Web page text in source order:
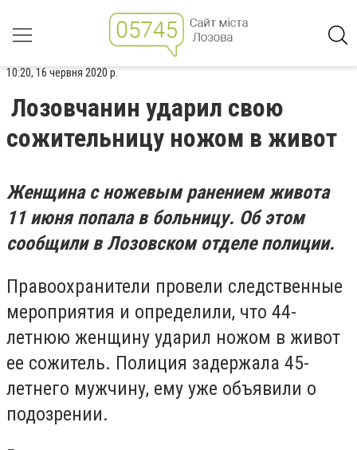
10:20, 16 червня 2020 р.
Лозовчанин ударил свою
сожительницу ножом в живот
Женщина с ножевым ранением живота
11 июня попала в больницу. Об этом
сообщили в Лозовском отделе полиции.
Правоохранители провели следственные
мероприятия и определили, что 44-
летнюю женщину ударил ножом в живот
ее сожитель. Полиция задержала 45-
летнего мужчину, ему уже объявили о
подозрении.